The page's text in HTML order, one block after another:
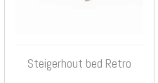
Steigerhout bed Retro